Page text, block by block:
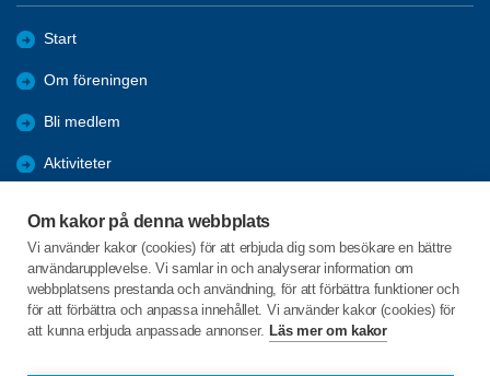
Om kakor på denna webbplats
Vi använder kakor (cookies) för att erbjuda dig som besökare en bättre
användarupplevelse. Vi samlar in och analyserar information om
webbplatsens prestanda och användning, för att förbättra funktioner och
för att förbättra och anpassa innehållet. Vi använder kakor (cookies) för
att kunna erbjuda anpassade annonser. Läs mer om kakor
Start
Om föreningen
Bli medlem
Aktiviteter
Förmåner
C/o:Lars Karlsson
Åkerslund 1